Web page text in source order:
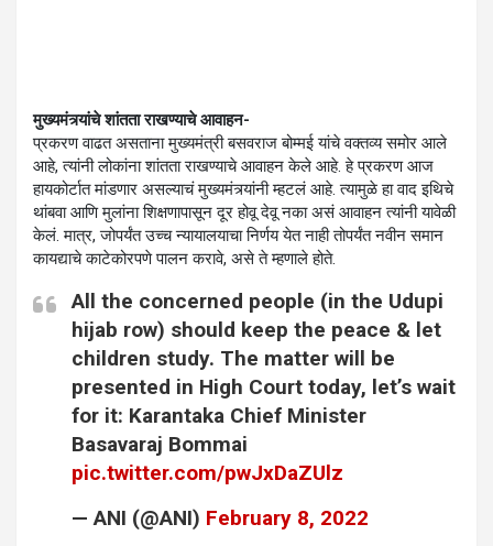
मुख्यमंत्र्यांचे शांतता राखण्याचे आवाहन-
प्रकरण वाढत असताना मुख्यमंत्री बसवराज बोम्मई यांचे वक्तव्य समोर आले
आहे, त्यांनी लोकांना शांतता राखण्याचे आवाहन केले आहे. हे प्रकरण आज
हायकोर्टात मांडणार असल्याचं मुख्यमंत्र्यांनी म्हटलं आहे. त्यामुळे हा वाद इथिचे
थांबवा आणि मुलांना शिक्षणापासून दूर होवू देवू नका असं आवाहन त्यांनी यावेळी
केलं. मात्र, जोपर्यंत उच्च न्यायालयाचा निर्णय येत नाही तोपर्यंत नवीन समान
कायद्याचे काटेकोरपणे पालन करावे, असे ते म्हणाले होते.
All the concerned people (in the Udupi
hijab row) should keep the peace & let
children study. The matter will be
presented in High Court today, let’s wait
for it: Karantaka Chief Minister
Basavaraj Bommai
pic.twitter.com/pwJxDaZUlz
— ANI (@ANI) February 8, 2022